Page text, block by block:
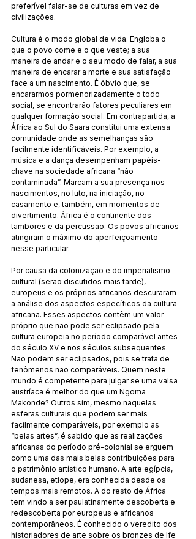
preferível falar-se de culturas em vez de
civilizações.
Cultura é o modo global de vida. Engloba o
que o povo come e o que veste; a sua
maneira de andar e o seu modo de falar, a sua
maneira de encarar a morte e sua satisfação
face a um nascimento. É óbvio que, se
encararmos pormenoriza­da­mente o todo
social, se encontrarão fatores peculiares em
qualquer formação social. Em contrapartida, a
África ao Sul do Saara constitui uma extensa
comunidade onde as seme­lhan­ças são
facilmente identificáveis. Por exemplo, a
música e a dança desempenham papéis-
chave na sociedade africana “não
contaminada”. Marcam a sua presença nos
nascimen­tos, no luto, na iniciação, no
casamento e, também, em mo­mentos de
divertimento. África é o continente dos
tambores e da percussão. Os povos africanos
atingiram o máximo do a­perfeiçoamento
nesse particular.
Por causa da colonização e do imperialismo
cultural (serão discutidos mais tarde),
europeus e os próprios africa­nos descuraram
a análise dos aspectos específicos da cultura
africana. Esses aspectos contêm um valor
próprio que não pode ser eclipsado pela
cultura europeia no período compa­rá­vel antes
do século XV e nos séculos subsequentes.
Não po­dem ser eclipsados, pois se trata de
fenômenos não com­pa­ráveis. Quem neste
mundo é competente para julgar se uma valsa
austríaca é melhor do que um Ngoma
Makonde? Outros sim, mesmo naquelas
esferas culturais que podem ser mais
facilmente comparáveis, por exemplo as
“belas artes”, é sa­bido que as realizações
africanas do período pré-colonial se erguem
como uma das mais belas contribuições para
o pa­tri­mônio artístico humano. A arte egípcia,
sudanesa, etíope, era conhecida desde os
tempos mais remotos. A do resto de África
tem vindo a ser paulatinamente descoberta e
redes­co­berta por europeus e africanos
contemporâneos. É conhecido o ve­redito dos
historiadores de arte sobre os bronzes de Ife